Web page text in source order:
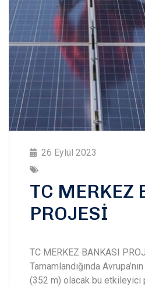
26 Eylül 2023
TC MERKEZ
PROJESİ
TC MERKEZ BANKASI
Tamamlandığında
(352 m) olacak bu etkileyici